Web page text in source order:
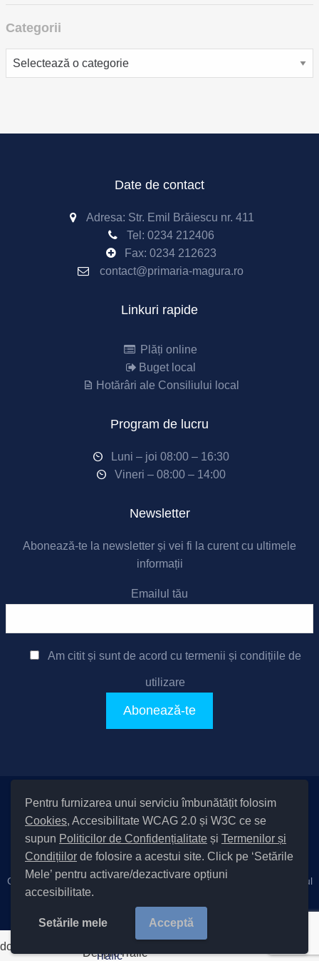
Pentru furnizarea unui serviciu îmbunătățit folosim
Cookies, Accesibilitate WCAG 2.0 și W3C ce se
supun Politicilor de Confidențialitate și Termenilor și
Condițiilor de folosire a acestui site. Click pe ‘Setările
Mele’ pentru activare/dezactivare opțiuni
accesibilitate.
Setările mele Acceptă
Categorii
Categorii
Date de contact
Adresa: Str. Emil Brăiescu nr. 411
Tel: 0234 212406
Fax: 0234 212623
contact@primaria-magura.ro
Linkuri rapide
Plăți online
Buget local
Hotărâri ale Consiliului local
Program de lucru
Luni – joi 08:00 – 16:30
Vineri – 08:00 – 14:00
Newsletter
Abonează-te la newsletter și vei fi la curent cu ultimele
informații
Emailul tău
Am citit și sunt de acord cu termenii și condițiile de
utilizare
Setări Cookies și Accesibilitate
Informare cu privire la prelucrarea datelor | Politică de utilizare
cookies|Termeni și condiții de utilizare a site-ului
Politică de
Cod Județ 4 / Județul Bacău / Tipul UAT – 14 – C – Comună / Codul
SIRUTA al Unității Administrativ-Teritoriale 20411 / Măgura
Copyright © 2022 Primăria Măgura județul Bacău |
document.write('